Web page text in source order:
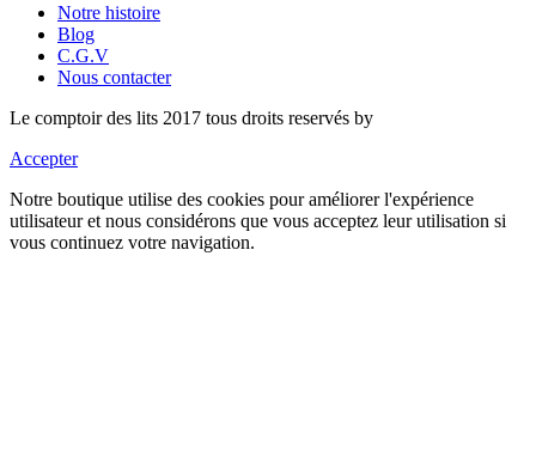
Notre histoire
Blog
C.G.V
Nous contacter
Le comptoir des lits 2017 tous droits reservés by
Accepter
Notre boutique utilise des cookies pour améliorer l'expérience
utilisateur et nous considérons que vous acceptez leur utilisation si
vous continuez votre navigation.